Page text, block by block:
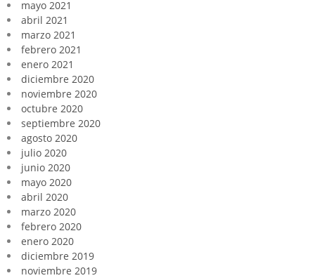
mayo 2021
abril 2021
marzo 2021
febrero 2021
enero 2021
diciembre 2020
noviembre 2020
octubre 2020
septiembre 2020
agosto 2020
julio 2020
junio 2020
mayo 2020
abril 2020
marzo 2020
febrero 2020
enero 2020
diciembre 2019
noviembre 2019